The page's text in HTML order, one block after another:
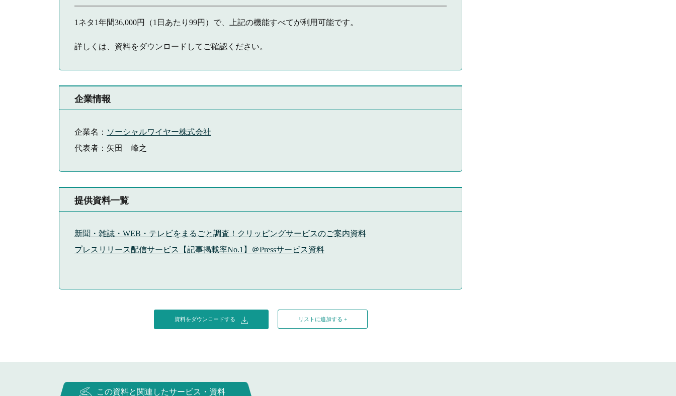
1ネタ1年間36,000円（1日あたり99円）で、上記の機能すべてが利用可能です。
詳しくは、資料をダウンロードしてご確認ください。
企業情報
企業名： ソーシャルワイヤー株式会社
代表者：矢田 峰之
提供資料一覧
新聞・雑誌・WEB・テレビをまるごと調査！クリッピングサービスのご案内資料
プレスリリース配信サービス【記事掲載率No.1】＠Pressサービス資料
資料をダウンロードする リストに追加する +
この資料と関連したサービス・資料